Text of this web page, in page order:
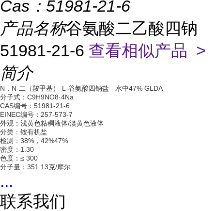
Cas： 51981-21-6
产品名称谷氨酸二乙酸四钠
51981-21-6 查看相似产品 >
简介
N，N-二（羧甲基）-L-谷氨酸四钠盐 - 水中47% GLDA
分子式：C9H9NO8·4Na
CAS编号：51981-21-6
EINEC编号：257-573-7
外观：浅黄色粘稠液体/淡黄色液体
分类：铵有机盐
检测：38%，42%47%
密度：1.30
色度：≤ 300
分子量：351.13克/摩尔
...
联系我们